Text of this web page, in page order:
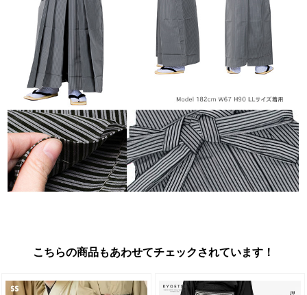
こちらの商品もあわせてチェックされています！